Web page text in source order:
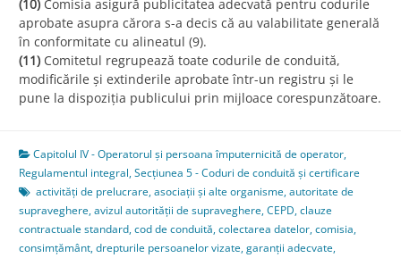
(10) Comisia asigură publicitatea adecvată pentru codurile
aprobate asupra cărora s-a decis că au valabilitate generală
în conformitate cu alineatul (9).
(11) Comitetul regrupează toate codurile de conduită,
modificările și extinderile aprobate într-un registru și le
pune la dispoziția publicului prin mijloace corespunzătoare.
Capitolul IV - Operatorul și persoana împuternicită de operator,
Regulamentul integral,Secțiunea 5 - Coduri de conduită și certificare
activități de prelucrare,asociații și alte organisme,autoritate de
supraveghere,avizul autorității de supraveghere,CEPD,clauze
contractuale standard,cod de conduită,colectarea datelor,comisia,
consimțământ,drepturile persoanelor vizate,garanții adecvate,